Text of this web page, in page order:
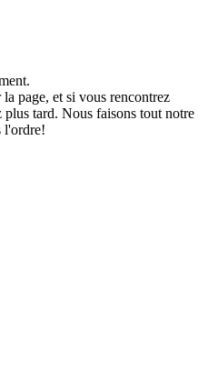
page, et si vous rencontrez
plus tard. Nous faisons tout notre
l'ordre!